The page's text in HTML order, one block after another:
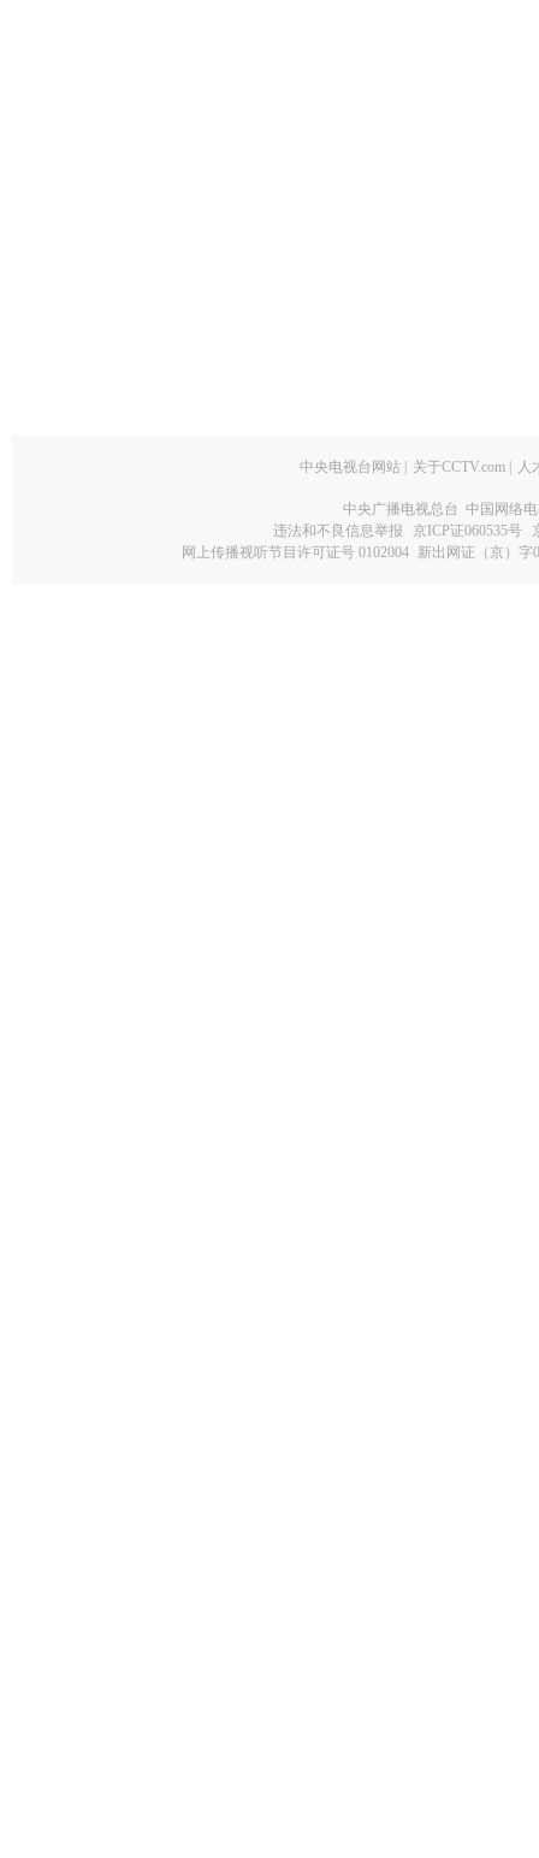
中央电视台网站 关于CCTV.com 人
中央广播电视总台 中国网络
违法和不良信息举报
京ICP证060535号
网上传播视听节目许可证号 0102004 新出网证（京）